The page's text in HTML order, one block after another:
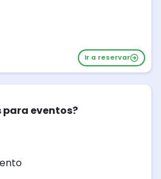
Ir a reservar
para eventos?